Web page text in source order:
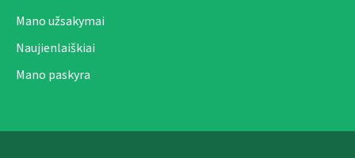
Mano užsakymai
Naujienlaiškiai
Mano paskyra